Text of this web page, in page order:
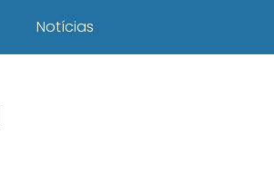
Notícias